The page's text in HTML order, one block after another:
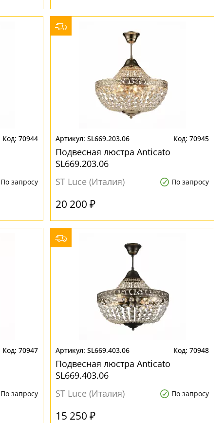
70944
По запросу
SL669.203.06 70945
Подвесная люстра Anticato
SL669.203.06
ST Luce (Италия)
По запросу
20 200 ₽
70947
По запросу
SL669.403.06 70948
Подвесная люстра Anticato
SL669.403.06
ST Luce (Италия)
По запросу
15 250 ₽